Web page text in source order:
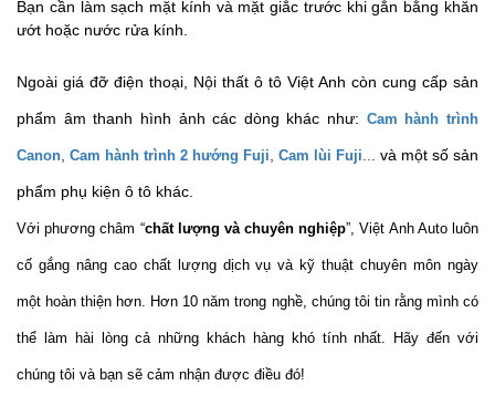
Bạn cần làm sạch mặt kính và mặt giắc trước khi gắn bằng khăn
ướt hoặc nước rửa kính.
Ngoài giá đỡ điện thoại, Nội thất ô tô Việt Anh còn cung cấp sản
phẩm âm thanh hình ảnh các dòng khác như: Cam hành trình
Canon Cam hành trình 2 hướng Fuji Cam lùi Fuji và một số sản
phẩm phụ kiện ô tô khác.
Với phương châm “chất lượng và chuyên nghiệp”, Việt Anh Auto luôn
cố gắng nâng cao chất lượng dịch vụ và kỹ thuật chuyên môn ngày
một hoàn thiện hơn. Hơn 10 năm trong nghề, chúng tôi tin rằng mình có
thể làm hài lòng cả những khách hàng khó tính nhất. Hãy đến với
chúng tôi và bạn sẽ cảm nhận được điều đó!